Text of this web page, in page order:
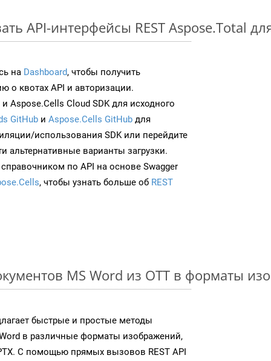
API-интерфейсы REST Aspose.Total
на Dashboard, чтобы получить
о квотах API и авторизации.
Aspose.Cells Cloud SDK для исходного
GitHub и Aspose.Cells GitHub для
использования SDK или перейдите
альтернативные варианты загрузки.
по API на основе Swagger
, чтобы узнать больше об REST
MS Word из OTT в форматы
быстрые и простые методы
в различные форматы изображений,
С помощью прямых вызовов REST API